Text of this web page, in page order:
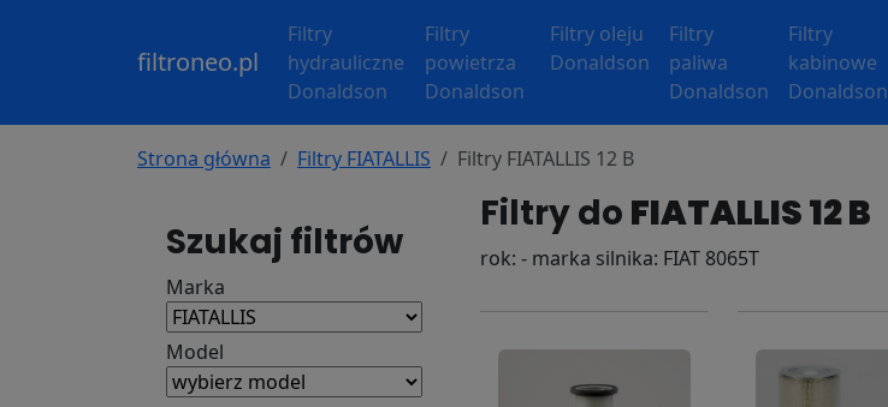
filtroneo.pl
Filtry
hydrauliczne
Donaldson
Filtry
powietrza
Donaldson
Filtry oleju
Donaldson
Filtry
paliwa
Donaldson
Filtry
kabinowe
Donaldson
Strona główna Filtry FIATALLIS Filtry FIATALLIS 12 B
Szukaj filtrów
Marka
Model
Filtry do FIATALLIS 12 B
rok: - marka silnika: FIAT 8065T